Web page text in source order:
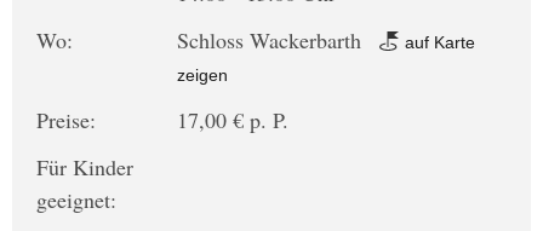
Wo:
Schloss Wackerbarth
auf Karte
zeigen
Preise:
17,00 € p. P.
Für Kinder
geeignet: